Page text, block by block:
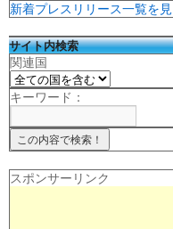
新着プレスリリース一覧を
サイト内検索
関連国
キーワード：
スポンサーリンク